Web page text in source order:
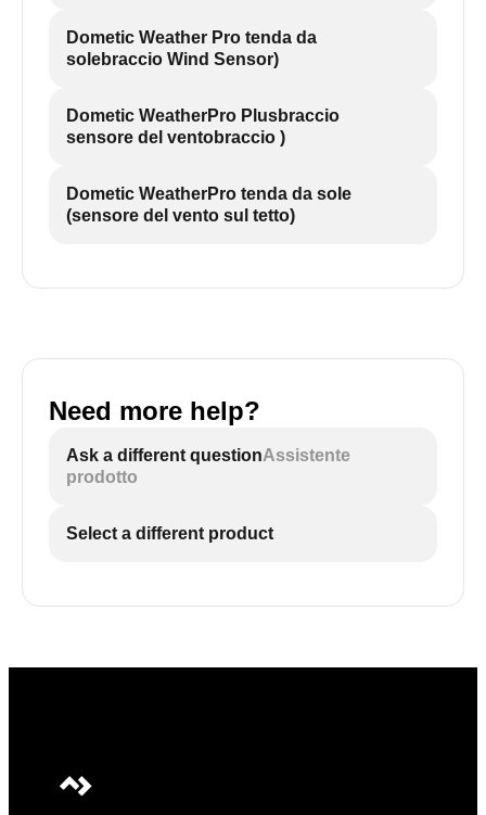
Dometic Weather Pro tenda da
solebraccio Wind Sensor)
Dometic WeatherPro Plusbraccio
sensore del ventobraccio )
Dometic WeatherPro tenda da sole
(sensore del vento sul tetto)
Need more help?
Ask a different questionAssistente
prodotto
Select a different product